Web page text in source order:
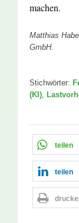
machen.
Matthias
GmbH.
Stichwörter:
(KI)
teilen
teilen